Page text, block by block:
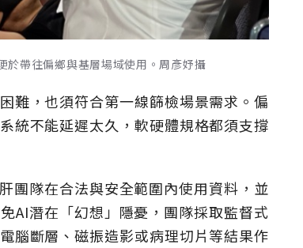
於帶往偏鄉與基層場域使用。周彥妤攝
難，也須符合第一線篩檢場景需求。偏
統不能延遲太久，軟硬體規格都須支撐
團隊在合法與安全範圍內使用資料，並
AI潛在「幻想」隱憂，團隊採取監督式
腦斷層、磁振造影或病理切片等結果作